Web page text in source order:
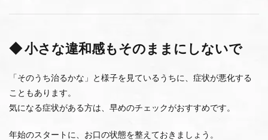
◆ 小さな違和感もそのままにしないで
「そのうち治るかな」と様子を見ているうちに、症状が悪化する
こともあります。
気になる症状がある方は、早めのチェックがおすすめです。
年始のスタートに、お口の状態を整えておきましょう。